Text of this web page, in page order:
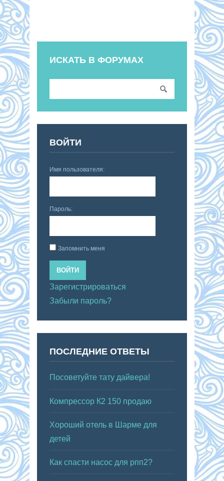
ИСКАТЬ В ФОРУМАХ
ВОЙТИ
Имя пользователя:
Пароль:
Запомнить меня
ВОЙТИ
Зарегистрироваться
Забыли пароль?
ПОСЛЕДНИЕ ОТВЕТЫ
Посоветуйте тату дайвера!
Компрессор К2 150 продаю
Хороший отель в Шарме для
детей
Как спасти насос для рпп2?